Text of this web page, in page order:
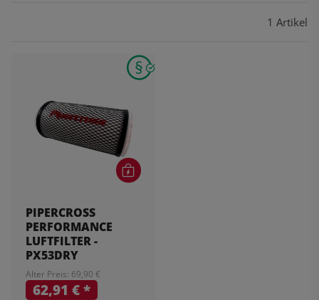
1 Artikel
PIPERCROSS
PERFORMANCE
LUFTFILTER -
PX53DRY
Alter Preis: 69,90 €
62,91 €*